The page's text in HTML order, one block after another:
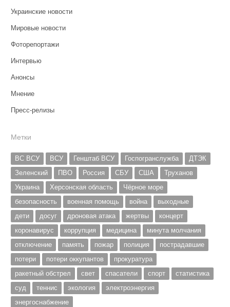
Украинские новости
Мировые новости
Фоторепортажи
Интервью
Анонсы
Мнение
Пресс-релизы
Метки
ВС ВСУ ВСУ Генштаб ВСУ Госпогранслужба
ДТЭК
Зеленский
ПВО Россия СБУ США
Труханов
Украина
Херсонская область
Чёрное море
безопасность
военная помощь война
выходные
дети
досуг дроновая атака жертвы
концерт
коронавирус
коррупция медицина
минута молчания
отключение
память пожар полиция
пострадавшие
потери
потери оккупантов
прокуратура
ракетный обстрел
свет спасатели спорт
статистика
суд
теннис экология
электроэнергия
энергоснабжение